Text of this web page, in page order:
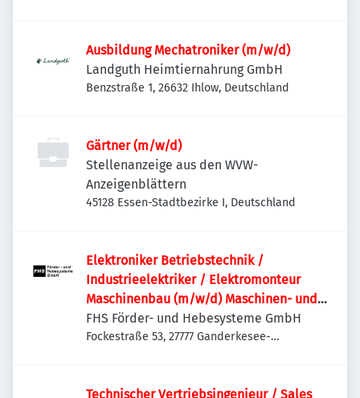
Ausbildung Mechatroniker (m/w/d)
Landguth Heimtiernahrung GmbH
Benzstraße 1, 26632 Ihlow, Deutschland
Gärtner (m/w/d)
Stellenanzeige aus den WVW-
Anzeigenblättern
45128 Essen-Stadtbezirke I, Deutschland
Elektroniker Betriebstechnik /
Industrieelektriker / Elektromonteur
Maschinenbau (m/w/d) Maschinen- und
Anlagenbau | Schaltschrankbau |
Sondermaschinen
FHS Förder- und Hebesysteme GmbH
Fockestraße 53, 27777 Ganderkesee-
Technischer Vertriebsingenieur / Sales